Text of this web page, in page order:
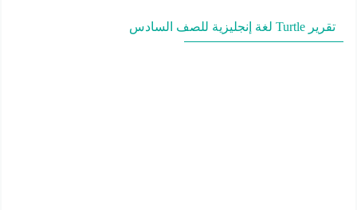
تقرير Turtle لغة إنجليزية للصف السادس